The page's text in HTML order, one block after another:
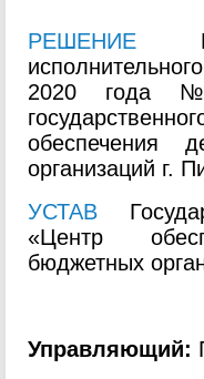
РЕШЕНИЕ
2020 года
обеспечения
организаций г.
УСТАВ
«Центр
бюджетных
Управляющий: